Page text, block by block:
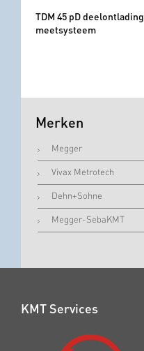
TDM 45 pD deelontlading
meetsysteem
Merken
Megger
Vivax Metrotech
Dehn+Sohne
Megger-SebaKMT
KMT Services